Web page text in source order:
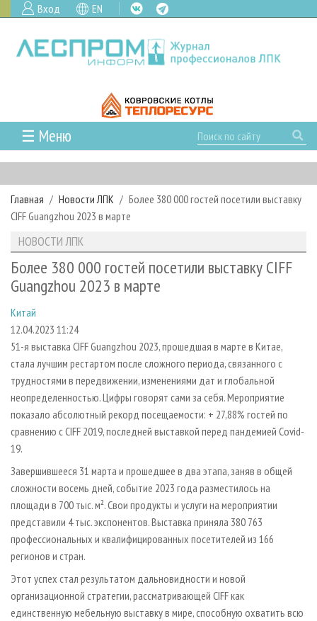
Вход EN
☰ Меню
ГЛАВНАЯ
РУБРИКИ И ТЕМЫ
РУБРИКИ ЖУРНАЛА
ЛЕСОЗАГОТОВКА
ЛЕСОПИЛЕНИЕ
СУШКА ДРЕВЕСИНЫ
ПРОИЗВОДСТВО ДРЕВЕСНЫХ ПЛИТ
ДЕРЕВЯННОЕ ДОМОСТРОЕНИЕ
ПРОИЗВОДСТВО МЕБЕЛИ
БИОЭНЕРГЕТИКА
ИНСТРУМЕНТ И МАТЕРИАЛЫ
НОВОСТИ
НОВОСТИ ЛПК
НОВОСТИ ЖУРНАЛА
ПРОЕКТЫ ЛПИ
АНАЛИТИКА
ПРЕДПРИЯТИЯ ЛПК
ПЕРСОНЫ
МОБИЛЬНЫЕ ВЫСТАВКИ
ОФИЦИАЛЬНЫЕ ДЕЛЕГАЦИИ
ПРИОРИТЕТНЫЕ ИНВЕСТПРОЕКТЫ
RUSSIAN FORESTRY REVIEW
БИБЛИОТЕКА СПЕЦИАЛИСТА
АРХИВ ЖУРНАЛОВ
О ЖУРНАЛЕ
ПОДПИСКА
КОНТАКТЫ
РЕКЛАМОДАТЕЛЯМ
РЕКЛАМА
РЕКЛАМА НА САЙТЕ
Главная Новости ЛПК
Более 380 000 гостей посетили выставку
CIFF Guangzhou 2023 в марте
НОВОСТИ ЛПК
Более 380 000 гостей посетили выставку CIFF
Guangzhou 2023 в марте
Китай
12.04.2023 11:24
51-я выставка CIFF Guangzhou 2023, прошедшая в марте в Китае,
стала лучшим рестартом после сложного периода, связанного с
трудностями в передвижении, изменениями дат и глобальной
неопределенностью. Цифры говорят сами за себя. Мероприятие
показало абсолютный рекорд посещаемости: + 27,88% гостей по
сравнению с CIFF 2019, последней выставкой перед пандемией Covid-
19.
Завершившееся 31 марта и прошедшее в два этапа, заняв в общей
сложности восемь дней, событие 2023 года разместилось на
площади в 700 тыс. м². Свои продукты и услуги на мероприятии
представили 4 тыс. экспонентов. Выставка приняла 380 763
профессиональных и квалифицированных посетителей из 166
регионов и стран.
Этот успех стал результатом дальновидности и новой
организационной стратегии, рассматривающей CIFF как
единственную мебельную выставку в мире, способную охватить всю